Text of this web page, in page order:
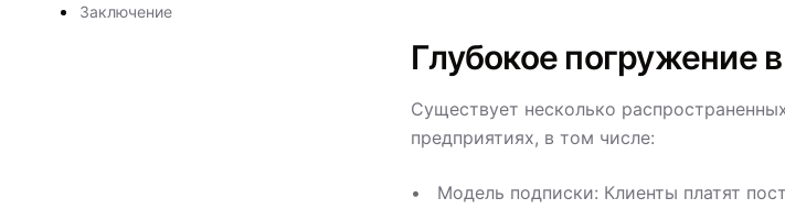
Заключение
Глубокое погружение
Существует несколько
предприятиях, в том числе:
Модель подписки: Клиенты платят